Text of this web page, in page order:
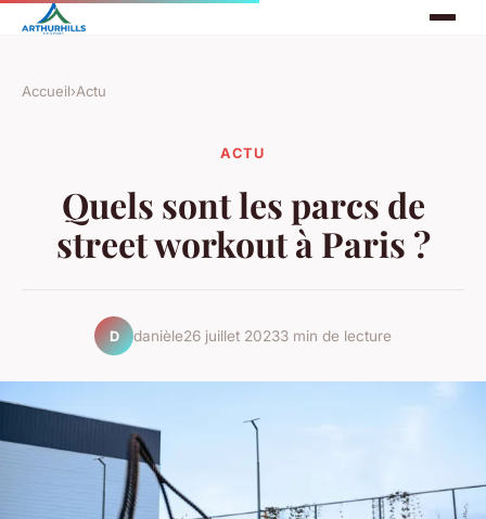
Accueil›Actu
ACTU
Quels sont les parcs de
street workout à Paris ?
D danièle26 juillet 20233 min de lecture